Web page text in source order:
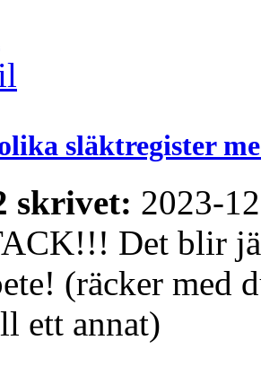
släktregister
skrivet: 2023-
Det blir
(räcker med
ett annat)